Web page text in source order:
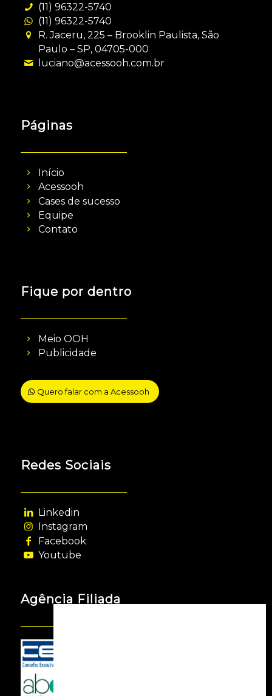
(11) 96322-5740
(11) 96322-5740
R. Jaceru, 225 – Brooklin Paulista, São
Paulo – SP, 04705-000
luciano@acessooh.com.br
Páginas
Início
Acessooh
Cases de sucesso
Equipe
Contato
Fique por dentro
Meio OOH
Publicidade
Quero falar com a Acessooh
Redes Sociais
Linkedin
Instagram
Facebook
Youtube
Agência Filiada